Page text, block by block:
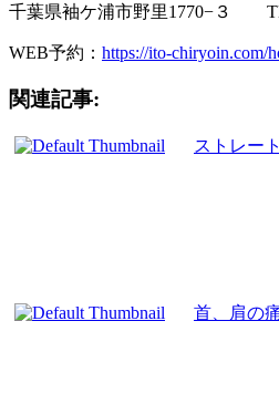
千葉県袖ケ浦市野里1770−３
WEB予約： https://ito-chiryoin.com/
関連記事:
ストレー
首、肩の